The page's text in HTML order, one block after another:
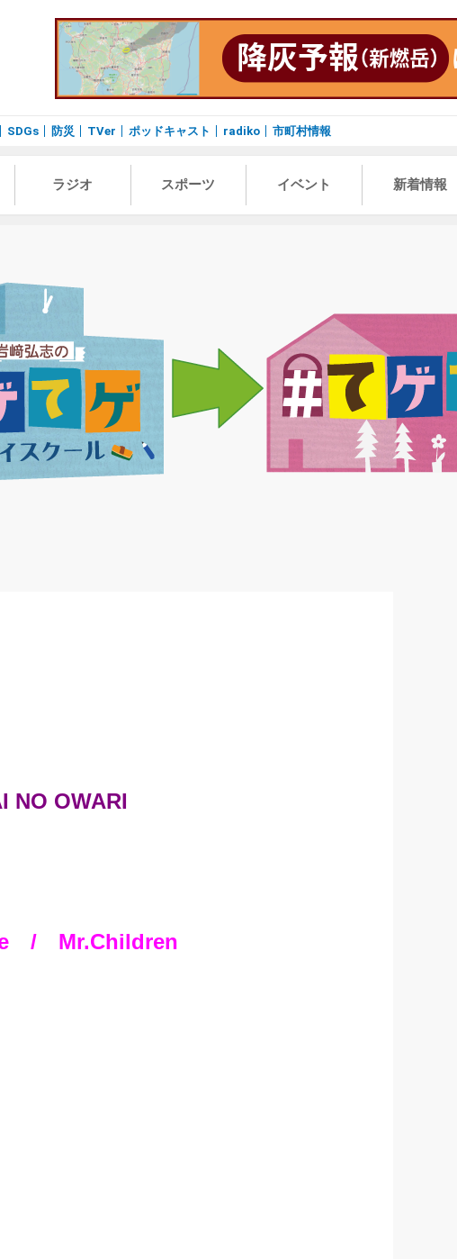
SDGs 防災 TVer ポッドキャスト radiko 市町村情報
ラジオ スポーツ イベント 新着情報
OWARI
/ Mr.Children